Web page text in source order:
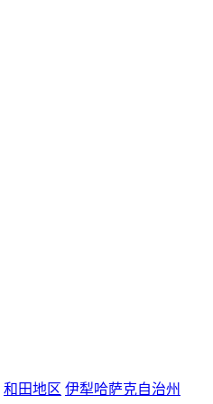
和田地区 伊犁哈萨克自治州